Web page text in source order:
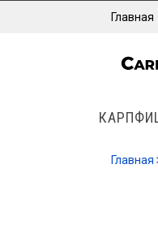
Главная
Главная